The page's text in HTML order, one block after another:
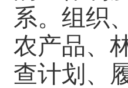
系。组织
农产品、
查计划、